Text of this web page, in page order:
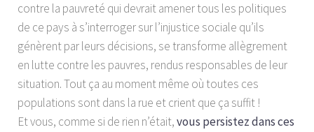
contre la pauvreté qui devrait amener tous les politiques
de ce pays à s’interroger sur l’injustice sociale qu’ils
génèrent par leurs décisions, se transforme allègrement
en lutte contre les pauvres, rendus responsables de leur
situation. Tout ça au moment même où toutes ces
populations sont dans la rue et crient que ça suffit !
Et vous, comme si de rien n’était,vous persistez dans ces